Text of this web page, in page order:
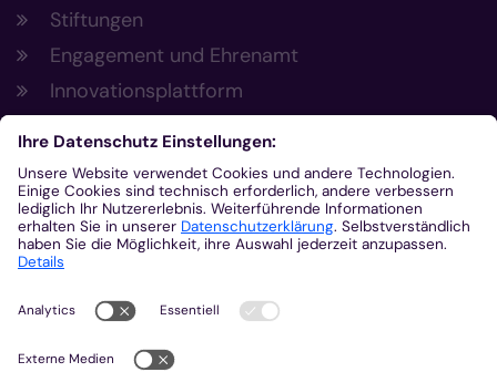
Stiftungen
Engagement und Ehrenamt
Innovationsplattform
Aus der Plattform
Nachrichten
Veranstaltungen
Gottesdienste
Stellenangebote
Kirchenzeitung